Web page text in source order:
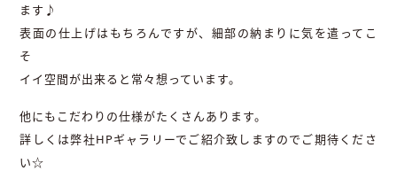
ます♪
表面の仕上げはもちろんですが、細部の納まりに気を遣ってこ
そ
イイ空間が出来ると常々想っています。
他にもこだわりの仕様がたくさんあります。
詳しくは弊社HPギャラリーでご紹介致しますのでご期待くださ
い☆